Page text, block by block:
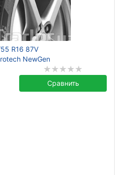
R16 87V
NewGen
Сравнить